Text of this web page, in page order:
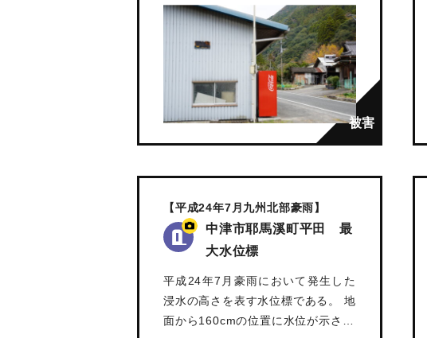
【平成24年7月九州北部豪雨】
中津市耶馬溪町平田 最
大水位標
平成24年7月豪雨において発生した
浸水の高さを表す水位標である。 地
面から160cmの位置に水位が示さ…